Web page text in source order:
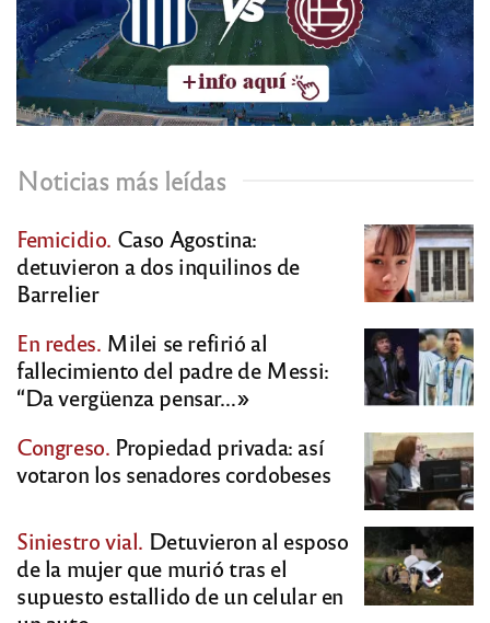
Noticias más leídas
Femicidio. Caso Agostina:
detuvieron a dos inquilinos de
Barrelier
En redes. Milei se refirió al
fallecimiento del padre de Messi:
“Da vergüenza pensar…»
Congreso. Propiedad privada: así
votaron los senadores cordobeses
Siniestro vial. Detuvieron al esposo
de la mujer que murió tras el
supuesto estallido de un celular en